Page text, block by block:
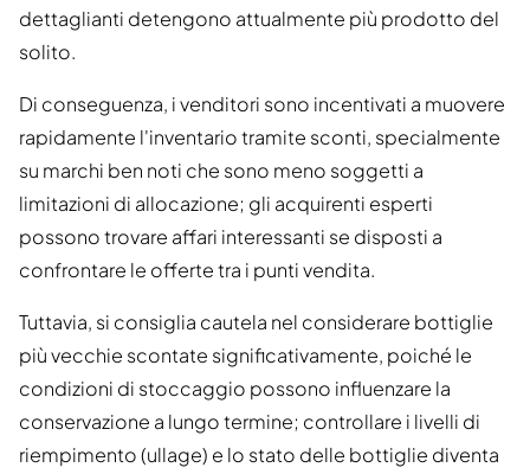
dettaglianti detengono attualmente più prodotto del
solito.
Di conseguenza, i venditori sono incentivati a muovere
rapidamente l'inventario tramite sconti, specialmente
su marchi ben noti che sono meno soggetti a
limitazioni di allocazione; gli acquirenti esperti
possono trovare affari interessanti se disposti a
confrontare le offerte tra i punti vendita.
Tuttavia, si consiglia cautela nel considerare bottiglie
più vecchie scontate significativamente, poiché le
condizioni di stoccaggio possono influenzare la
conservazione a lungo termine; controllare i livelli di
riempimento (ullage) e lo stato delle bottiglie diventa